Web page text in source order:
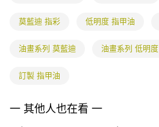
莫藍迪 指彩 低明度 指甲油
油畫系列 莫藍迪 油畫系列 低明度
訂製 指甲油
一 其他人也在看 一